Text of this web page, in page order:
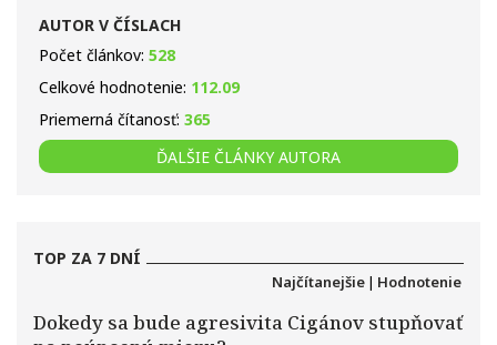
AUTOR V ČÍSLACH
Počet článkov: 528
Celkové hodnotenie: 112.09
Priemerná čítanosť: 365
ĎALŠIE ČLÁNKY AUTORA
TOP ZA 7 DNÍ
Najčítanejšie | Hodnotenie
Dokedy sa bude agresivita Cigánov stupňovať